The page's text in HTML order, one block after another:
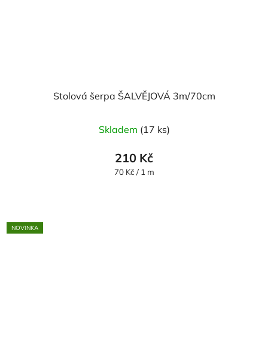
Stolová šerpa ŠALVĚJOVÁ 3m/70cm
hodnocení
produktu
je
Skladem (17 ks)
210 Kč
Měrná
70 Kč / 1 m
NOVINKA